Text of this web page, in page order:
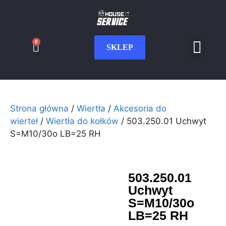
SKLEP
0
Strona główna / Wiertła / Akcesoria do
wierteł / Wiertła do kołków / 503.250.01 Uchwyt
S=M10/30o LB=25 RH
503.250.01
Uchwyt
S=M10/30o
LB=25 RH